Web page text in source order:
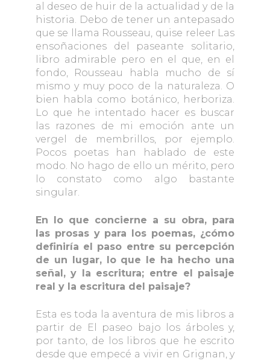
al deseo de huir de la actualidad y de la
historia. Debo de tener un antepasado
que se llama Rousseau, quise releer Las
ensoñaciones del paseante solitario,
libro admirable pero en el que, en el
fondo, Rousseau habla mucho de sí
mismo y muy poco de la naturaleza. O
bien habla como botánico, herboriza.
Lo que he intentado hacer es buscar
las razones de mi emoción ante un
vergel de membrillos, por ejemplo.
Pocos poetas han hablado de este
modo. No hago de ello un mérito, pero
lo constato como algo bastante
singular.
En lo que concierne a su obra, para
las prosas y para los poemas, ¿cómo
definiría el paso entre su percepción
de un lugar, lo que le ha hecho una
señal, y la escritura; entre el paisaje
real y la escritura del paisaje?
Esta es toda la aventura de mis libros a
partir de El paseo bajo los árboles y,
por tanto, de los libros que he escrito
desde que empecé a vivir en Grignan, y